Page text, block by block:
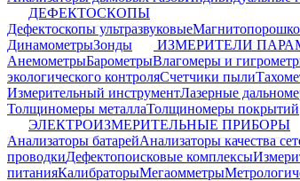
ДЕФЕКТОСКОПЫ
Дефектоскопы ультразвуковые
ДинамометрыЗонды
ИЗМЕРИТЕЛИ
АнемометрыБарометрыВлагомеры и
экологического контроляСчетчики пыли
Измерительный инструментЛазерные
Толщиномеры металлаТолщиномеры покрытий
ЭЛЕКТРОИЗМЕРИТЕЛЬНЫЕ ПРИБОРЫ
Анализаторы батарейАнализаторы качества
проводкиДефектопоисковые комплексы
питанияКалибраторыМегаомметры